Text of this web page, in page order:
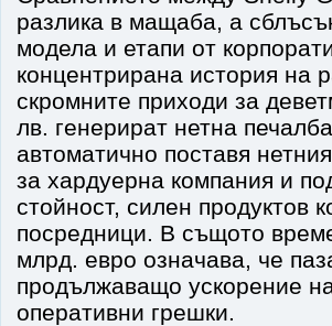
разлика в мащаба, а
модела и етапи от
концентрирана история на
скромните приходи за
лв. генерират нетна
автоматично поставя
за хардуерна компания и
стойност, силен продуктов
посредници. В същото
млрд. евро означава, че
продължаващо ускорение
оперативни грешки.